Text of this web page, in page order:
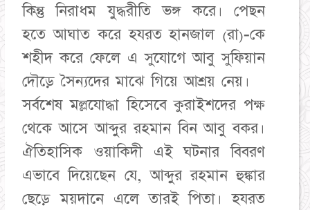
কিন্তু নিরাধম যুদ্ধরীতি ভঙ্গ করে। পেছন
হতে আঘাত করে হযরত হানজাল (রা)-কে
শহীদ করে ফেলে এ সুযোগে আবু সুফিয়ান
দৌড়ে সৈন্যদের মাঝে গিয়ে আশ্রয় নেয়।
সর্বশেষ মল্লযোদ্ধা হিসেবে কুরাইশদের পক্ষ
থেকে আসে আব্দুর রহমান বিন আবু বকর।
ঐতিহাসিক ওয়াকিদী এই ঘটনার বিবরণ
এভাবে দিয়েছেন যে, আব্দুর রহমান হুঙ্কার
ছেড়ে ময়দানে এলে তারই পিতা। হযরত